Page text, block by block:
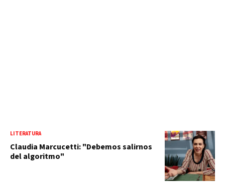
LITERATURA
Claudia Marcucetti: "Debemos salirnos
del algoritmo"